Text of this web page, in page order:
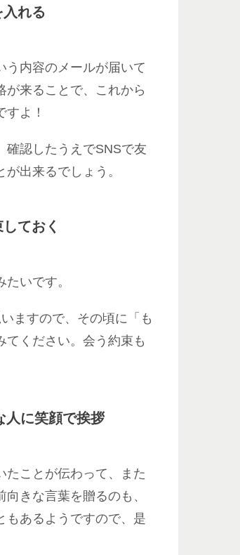
れる
う内容のメールが届いて
が来ることで、これから
よ！
確認したうえでSNSで友
出来るでしょう。
ておく
いです。
ますので、その頃に「も
てください。会う約束も
人に笑顔で挨拶
たことが伝わって、また
きな言葉を贈るのも、
もあるようですので、是